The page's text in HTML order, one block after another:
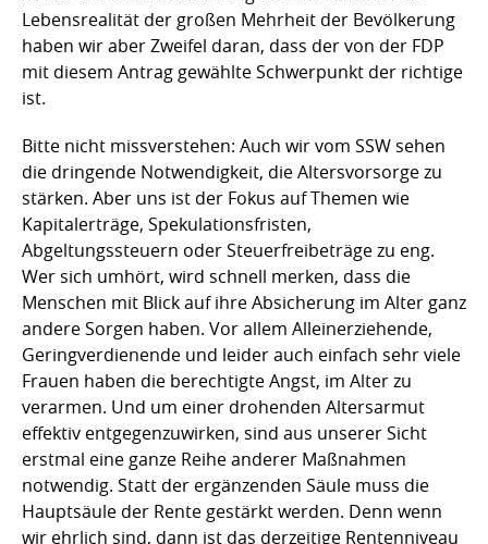
Lebensrealität der großen Mehrheit der Bevölkerung
haben wir aber Zweifel daran, dass der von der FDP
mit diesem Antrag gewählte Schwerpunkt der richtige
ist.
Bitte nicht missverstehen: Auch wir vom SSW sehen
die dringende Notwendigkeit, die Altersvorsorge zu
stärken. Aber uns ist der Fokus auf Themen wie
Kapitalerträge, Spekulationsfristen,
Abgeltungssteuern oder Steuerfreibeträge zu eng.
Wer sich umhört, wird schnell merken, dass die
Menschen mit Blick auf ihre Absicherung im Alter ganz
andere Sorgen haben. Vor allem Alleinerziehende,
Geringverdienende und leider auch einfach sehr viele
Frauen haben die berechtigte Angst, im Alter zu
verarmen. Und um einer drohenden Altersarmut
effektiv entgegenzuwirken, sind aus unserer Sicht
erstmal eine ganze Reihe anderer Maßnahmen
notwendig. Statt der ergänzenden Säule muss die
Hauptsäule der Rente gestärkt werden. Denn wenn
wir ehrlich sind, dann ist das derzeitige Rentenniveau